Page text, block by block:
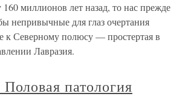
миллионов лет назад, то нас прежде
непривычные для глаз очертания
к Северному полюсу — простертая в
Лавразия.
патология